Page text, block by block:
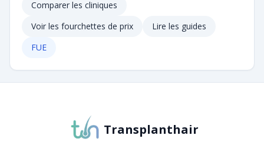
Comparer les cliniques
Voir les fourchettes de prix
Lire les guides
FUE
Transplanthair